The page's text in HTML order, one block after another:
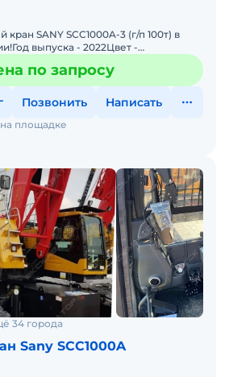
SANY SCC1000A-3 (г/п 100т) в
выпуска - 2022Цвет -
Комбинация подъемной стрелы 64
по запросу
Позвонить Написать
площадке
34 города
Sany SCC1000A